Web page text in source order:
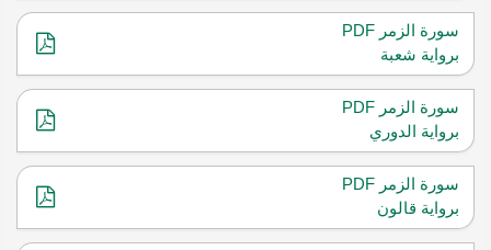
سورة الزمر PDF
برواية شعبة
سورة الزمر PDF
برواية الدوري
سورة الزمر PDF
برواية قالون